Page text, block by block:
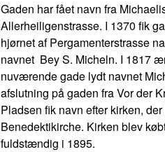
Gaden har fået navn fra
Allerheiligenstrasse. I 1370 fik
hjørnet af Pergamenterstrasse
navnet Bey S. Micheln. I 1817
nuværende gade lydt navnet
afslutning på gaden fraVor der
Pladsen fik navn efter kirken,
Benedektikirche. Kirken blev
fuldstændig i 1895.